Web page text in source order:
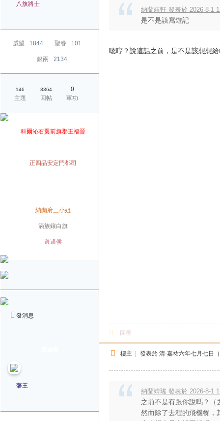
八旗將士
威望 1844 聖眷 101
銀兩 2134
146
主題
3364
回帖
0
軍功
科爾沁右翼前旗郡王福晉
正四品安定門都司
納蘭府三小姐
滿族鑲白旗
逍遙侯
發消息
納蘭靖軒 發表於 2026-8-1
是不是該寫遊記
嗯哼？說這話之前，是不是該想想
回覆
藩王
樓主 | 發表於 清·嘉祐六年七月七日
納蘭靖瑤 發表於 2026-8-1
之前不是有跟你說嗎？（
然而除了去程的飛機餐，